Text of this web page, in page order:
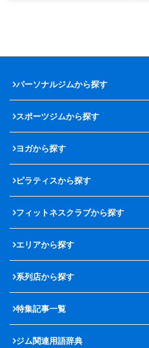
パーソナルジムから探す
スポーツジムから探す
ヨガから探す
ピラティスから探す
フィットネスクラブから探す
エリアから探す
系列店から探す
特集記事一覧
ジム関連用語辞典